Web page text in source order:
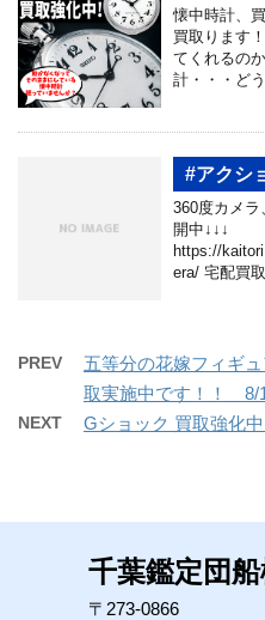
懐中時計、
買取ります
てくれるの
計・・・ど
#アクシ
360度カメ
開中↓↓↓
https://
era/ 宅配買
PREV
五等分の花嫁フィギ
取実施中です！！ 8/
NEXT Gショック 買取強化中
千葉鑑定団
〒273-0866